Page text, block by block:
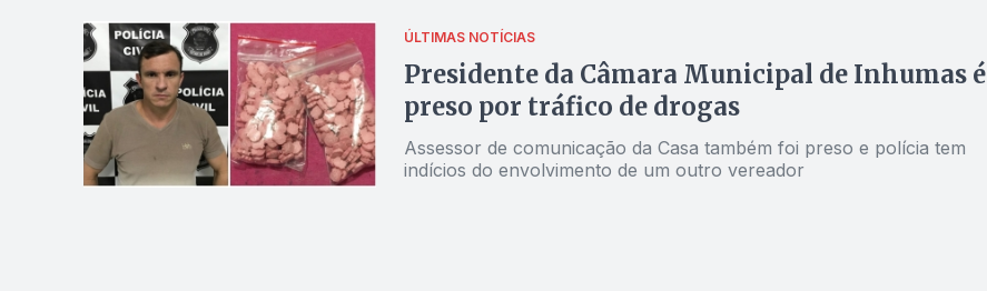
ÚLTIMAS NOTÍCIAS
Presidente da Câmara Municipal de Inhumas é
preso por tráfico de drogas
Assessor de comunicação da Casa também foi preso e polícia tem
indícios do envolvimento de um outro vereador